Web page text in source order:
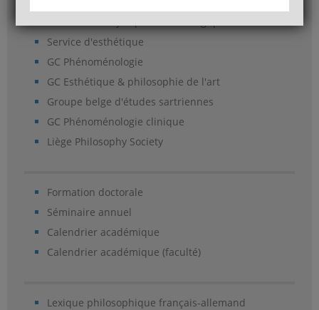
Service d'esthétique
GC Phénoménologie
GC Esthétique & philosophie de l'art
Groupe belge d'études sartriennes
GC Phénoménologie clinique
Liège Philosophy Society
Formation doctorale
Séminaire annuel
Calendrier académique
Calendrier académique (faculté)
Lexique philosophique français-allemand